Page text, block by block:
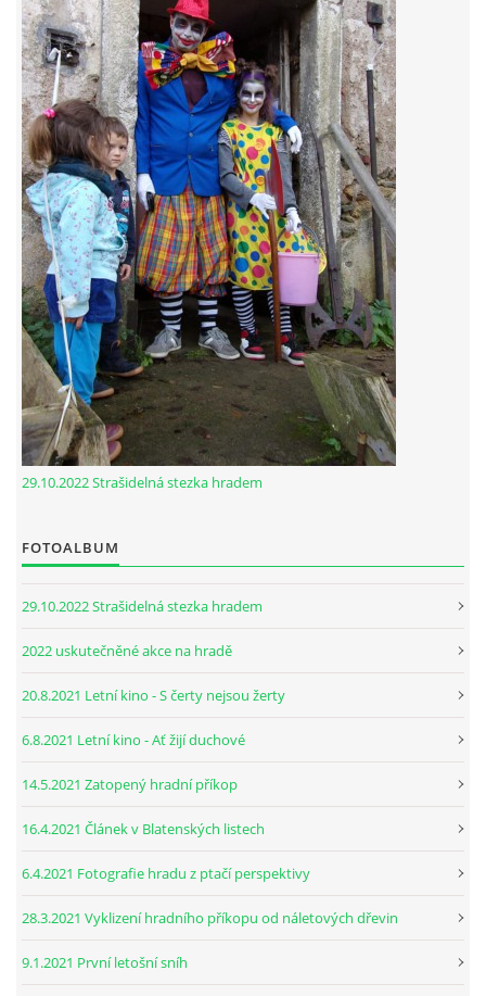
29.10.2022 Strašidelná stezka hradem
FOTOALBUM
29.10.2022 Strašidelná stezka hradem
2022 uskutečněné akce na hradě
20.8.2021 Letní kino - S čerty nejsou žerty
6.8.2021 Letní kino - Ať žijí duchové
14.5.2021 Zatopený hradní příkop
16.4.2021 Článek v Blatenských listech
6.4.2021 Fotografie hradu z ptačí perspektivy
28.3.2021 Vyklizení hradního příkopu od náletových dřevin
9.1.2021 První letošní sníh